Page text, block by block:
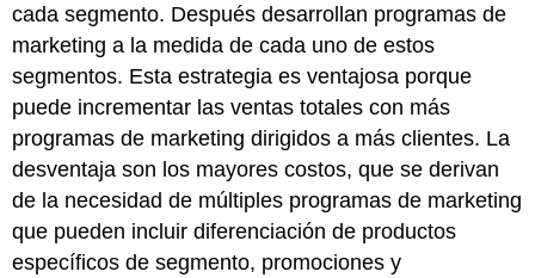
cada segmento. Después desarrollan programas de
marketing a la medida de cada uno de estos
segmentos. Esta estrategia es ventajosa porque
puede incrementar las ventas totales con más
programas de marketing dirigidos a más clientes. La
desventaja son los mayores costos, que se derivan
de la necesidad de múltiples programas de marketing
que pueden incluir diferenciación de productos
específicos de segmento, promociones y